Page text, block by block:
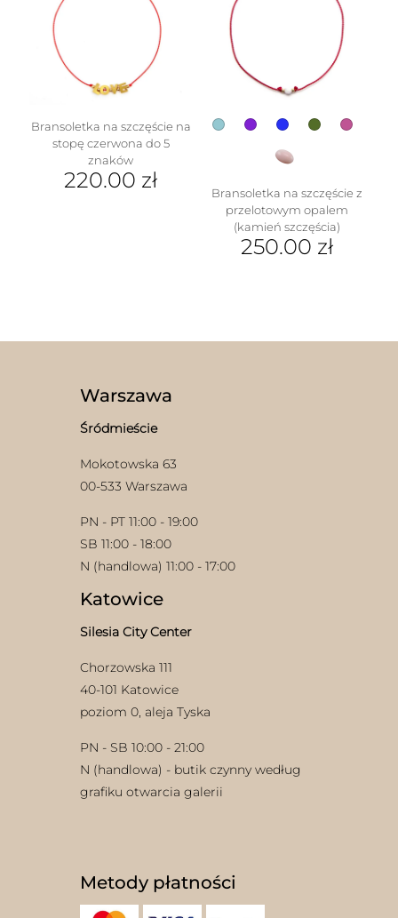
stronie
produktu
Bransoletka na szczęście na
stopę czerwona do 5
znaków
220.00 zł
Bransoletka na szczęście z
przelotowym opalem
(kamień szczęścia)
250.00 zł
Warszawa
Śródmieście
Mokotowska 63
00-533 Warszawa
PN - PT 11:00 - 19:00
SB 11:00 - 18:00
N (handlowa) 11:00 - 17:00
Katowice
Silesia City Center
Chorzowska 111
40-101 Katowice
poziom 0, aleja Tyska
PN - SB 10:00 - 21:00
N (handlowa) - butik czynny według
grafiku otwarcia galerii
Metody płatności